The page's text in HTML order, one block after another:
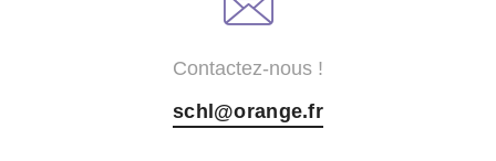
Contactez-nous !
schl@orange.fr